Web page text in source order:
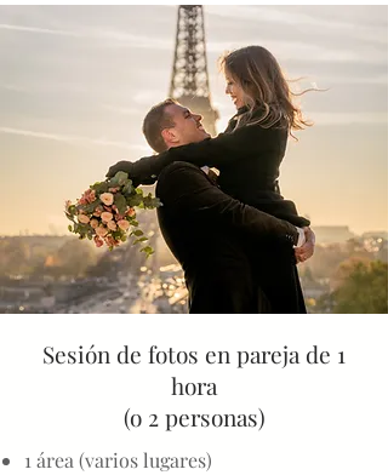
Sesión de fotos en pareja de 1
hora
(o 2 personas)
1 área (varios lugares)